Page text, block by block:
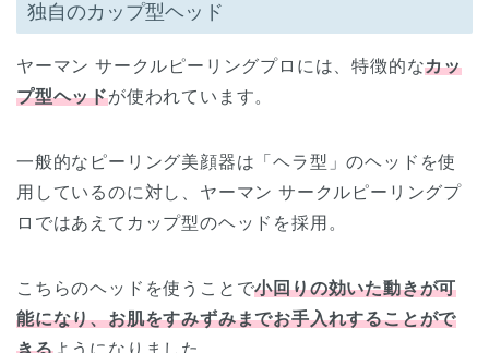
独自のカップ型ヘッド
ヤーマン サークルピーリングプロには、特徴的なカッ
プ型ヘッドが使われています。
一般的なピーリング美顔器は「ヘラ型」のヘッドを使
用しているのに対し、ヤーマン サークルピーリングプ
ロではあえてカップ型のヘッドを採用。
こちらのヘッドを使うことで小回りの効いた動きが可
能になり、お肌をすみずみまでお手入れすることがで